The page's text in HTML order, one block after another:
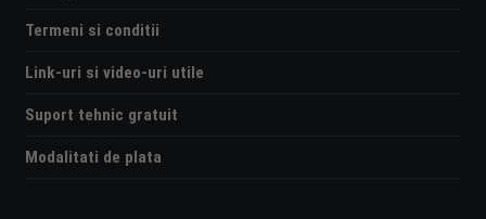
Termeni si conditii
Link-uri si video-uri utile
Suport tehnic gratuit
Modalitati de plata